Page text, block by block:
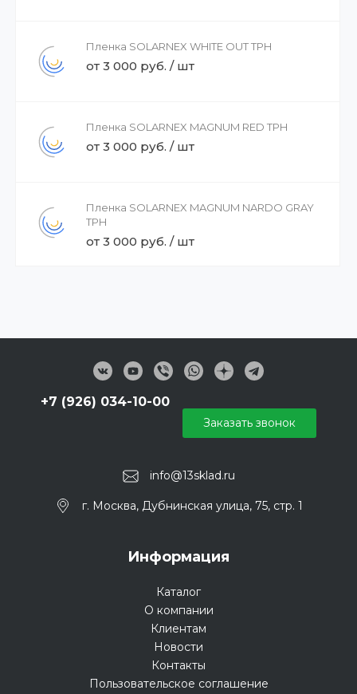
Пленка SOLARNEX WHITE OUT TPH
от 3 000 руб. / шт
Пленка SOLARNEX MAGNUM RED TPH
от 3 000 руб. / шт
Пленка SOLARNEX MAGNUM NARDO GRAY
TPH
от 3 000 руб. / шт
info@13sklad.ru
+7 (926) 034-10-00
г. Москва, Дубнинская улица, 75, стр. 1
Заказать звонок
Информация
Каталог
О компании
Клиентам
Новости
Контакты
Пользовательское соглашение